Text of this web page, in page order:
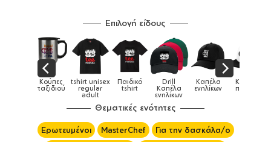
Επιλογή είδους
Κούπες
ταξιδιού
tshirt unisex
regular
adult
Παιδικό
tshirt
Drill
Καπέλα
ενηλίκων
Καπέλα
ενηλίκων
Καπέλα
παιδικά
Θεματικές ενότητες
Ερωτευμένοι MasterChef
Για την δασκάλα/ο